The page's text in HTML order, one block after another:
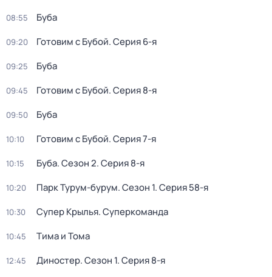
08:55 Буба
09:20 Готовим с Бубой. Серия 6-я
09:25 Буба
09:45 Готовим с Бубой. Серия 8-я
09:50 Буба
10:10 Готовим с Бубой. Серия 7-я
10:15 Буба. Сезон 2. Серия 8-я
10:20 Парк Турум-бурум. Сезон 1. Серия 58-я
10:30 Супер Крылья. Суперкоманда
10:45 Тима и Тома
12:45 Диностер. Сезон 1. Серия 8-я